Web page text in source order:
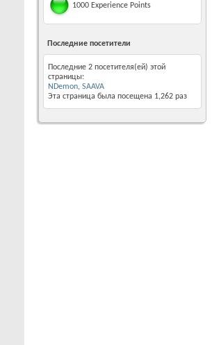
1000 Experience Points
Последние посетители
Последние 2 посетителя(ей) этой
страницы:
NDemon, SAAVA
Эта страница была посещена 1,262 раз